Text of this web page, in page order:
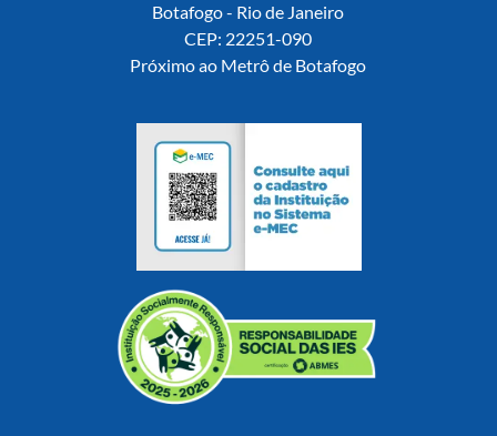
Botafogo - Rio de Janeiro
CEP: 22251-090
Próximo ao Metrô de Botafogo